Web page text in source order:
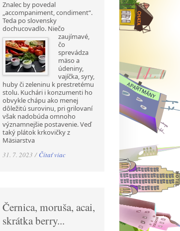
Znalec by povedal
„accompaniment, condiment“.
Teda po slovensky
dochucovadlo. Niečo
zaujímavé,
čo
sprevádza
mäso a
údeniny,
vajíčka, syry,
huby či zeleninu k prestretému
stolu. Kuchári i konzumenti ho
obvykle chápu ako menej
dôležitú surovinu, pri grilovaní
však nadobúda omnoho
významnejšie postavenie. Veď
taký plátok krkovičky z
Mäsiarstva
31. 7. 2023 / Čítať viac
Černica, moruša, acai,
skrátka berry...